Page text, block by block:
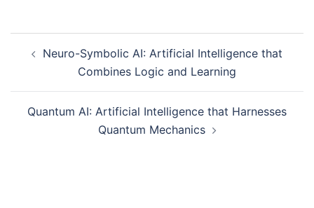
navigation
Neuro-Symbolic AI: Artificial Intelligence that
Combines Logic and Learning
Quantum AI: Artificial Intelligence that Harnesses
Quantum Mechanics